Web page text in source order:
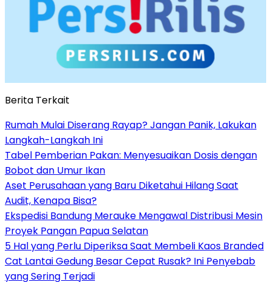
Berita Terkait
Rumah Mulai Diserang Rayap? Jangan Panik, Lakukan
Langkah-Langkah Ini
Tabel Pemberian Pakan: Menyesuaikan Dosis dengan
Bobot dan Umur Ikan
Aset Perusahaan yang Baru Diketahui Hilang Saat
Audit, Kenapa Bisa?
Ekspedisi Bandung Merauke Mengawal Distribusi Mesin
Proyek Pangan Papua Selatan
5 Hal yang Perlu Diperiksa Saat Membeli Kaos Branded
Cat Lantai Gedung Besar Cepat Rusak? Ini Penyebab
yang Sering Terjadi